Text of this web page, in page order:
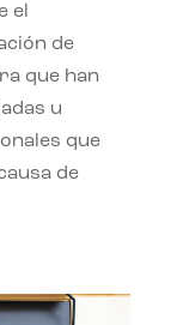
el
de
que han
u
que
de